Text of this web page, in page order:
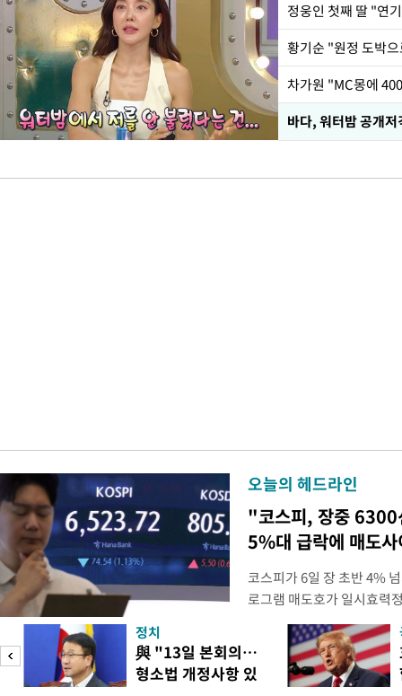
정웅인 첫째 딸 "연
황기순 "원정 도박
바다, 워터밤 공개
오늘의 헤드라인
"코스피, 장중 6300
5%대 급락에 매도사
코스피가 6일 장 초반 4%
로그램 매도호가 일시효력
한국거래소는 이날 오전
했다고 밝혔다. 발동 당시
대비 5.12% 급락한 987.24
스피200을 기초자산으로
정치
與 "13일 본회의…
형소법 개정사항 있